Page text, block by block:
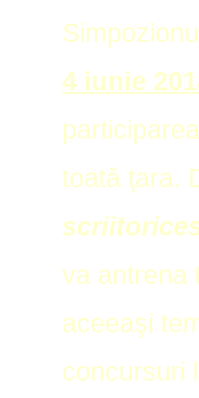
4 iunie
toată ţara.
va antrena
aceeaşi
concursuri